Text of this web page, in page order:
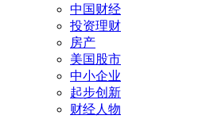
中国财经
投资理财
房产
美国股市
中小企业
起步创新
财经人物